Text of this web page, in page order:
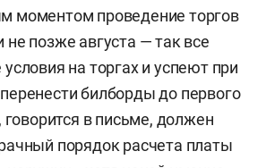
моментом проведение торгов
позже августа — так все
на торгах и успеют при
билборды до первого
говорится в письме, должен
порядок расчета платы